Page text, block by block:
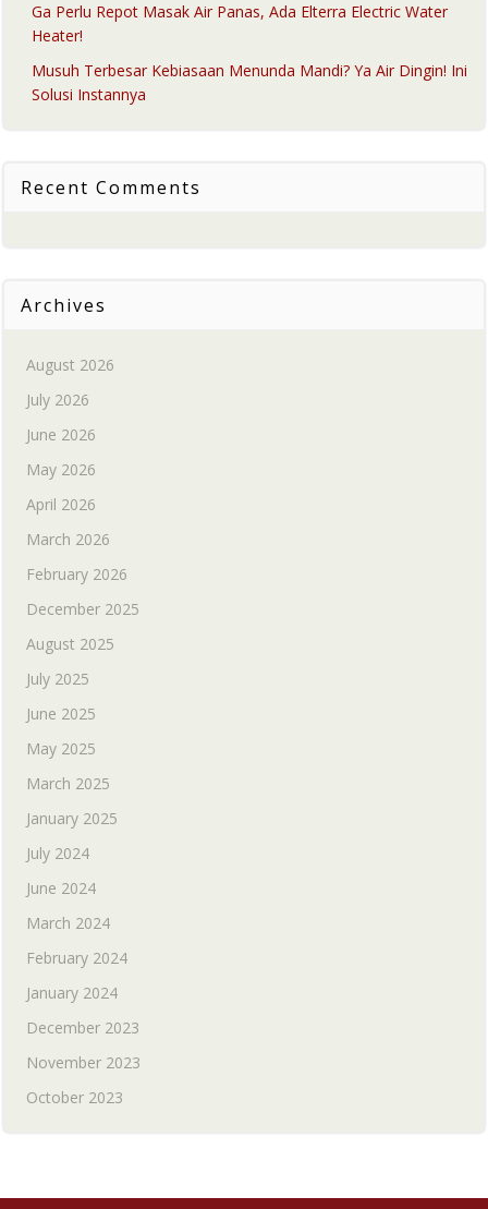
Ga Perlu Repot Masak Air Panas, Ada Elterra Electric Water
Heater!
Musuh Terbesar Kebiasaan Menunda Mandi? Ya Air Dingin! Ini
Solusi Instannya
Recent Comments
Archives
August 2026
July 2026
June 2026
May 2026
April 2026
March 2026
February 2026
December 2025
August 2025
July 2025
June 2025
May 2025
March 2025
January 2025
July 2024
June 2024
March 2024
February 2024
January 2024
December 2023
November 2023
October 2023